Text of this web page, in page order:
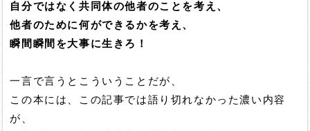
自分ではなく共同体の他者のことを考え、
他者のために何ができるかを考え、
瞬間瞬間を大事に生きろ！
一言で言うとこういうことだが、
この本には、この記事では語り切れなかった濃い内容
が、